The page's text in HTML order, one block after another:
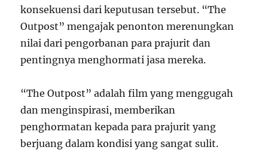
konsekuensi dari keputusan tersebut. “The
Outpost” mengajak penonton merenungkan
nilai dari pengorbanan para prajurit dan
pentingnya menghormati jasa mereka.
“The Outpost” adalah film yang menggugah
dan menginspirasi, memberikan
penghormatan kepada para prajurit yang
berjuang dalam kondisi yang sangat sulit.